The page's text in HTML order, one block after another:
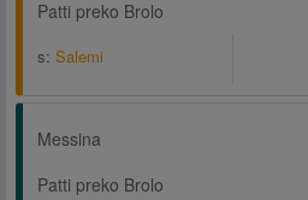
Patti preko Brolo
s: Salemi
Messina
Patti preko Brolo